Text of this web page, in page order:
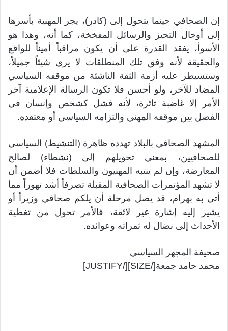
إن الصحافي حينما يتحول إلى (كادر)، يجر المهنية بأسرها
إلى أوحال التحيز والرسائل المفخخة، كما أنه، وهذا هو
الأسوأ، يفقد القدرة على أن يكون مراقباً أميناً للواقع
والحقيقة لأنه وفق تلك المنطلقات لا يري شيئاً جميلاً،
وستسيطر عليه أزمة الثقة الناشئة من موقفه السياسي
المضاد للآخر، ولو أحسن فلا تكون الرسالة الإعلامية آخر
الأمر إلا غاضبة ثائرة، لأنه فشل كشخص وإنسان في
الفصل بين موقفه المهني والتزامه السياسي أو معتقده.
المشهد الصحافي بالبلاد تهدده ظاهرة (التنشيط) السياسي
للصحافيين، بمعني تحويلهم إلى (نشطاء) لصالح
المعارضة، وإن لم ينتبه المهنيون والسلطات فلا أضمن أن
لا تشهد المؤتمرات الصحافية المقبلة تصرفاً أشد تهوراً مما
أتي به بهرام، قد يصل مرحلة أن يلكم صحافي وزيراً أو
يشير إليه إشارة غير لائقة، فالأمر تحول من تغطية
الأحداث إلى نضال له ثمراته وعوائده.
صحيفة المجهر السياسي
محمد حامد جمعة[/SIZE][/JUSTIFY]